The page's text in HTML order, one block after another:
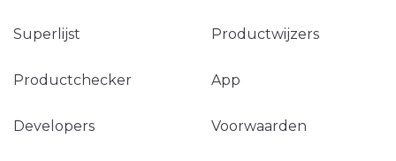
Superlijst Productwijzers
Productchecker App
Developers Voorwaarden